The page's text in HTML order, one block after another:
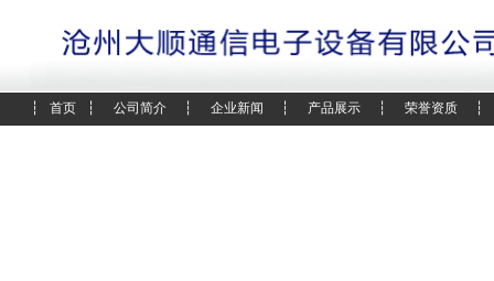
┆ 首页 ┆ 公司简介 ┆ 企业新闻 ┆ 产品展示 ┆ 荣誉资质 ┆